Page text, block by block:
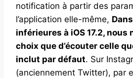
notification à partir des
l’application elle-même,
inférieures à iOS 17.2, nous
choix que d’écouter celle
inclut par défaut. Sur
(anciennement Twitter), par